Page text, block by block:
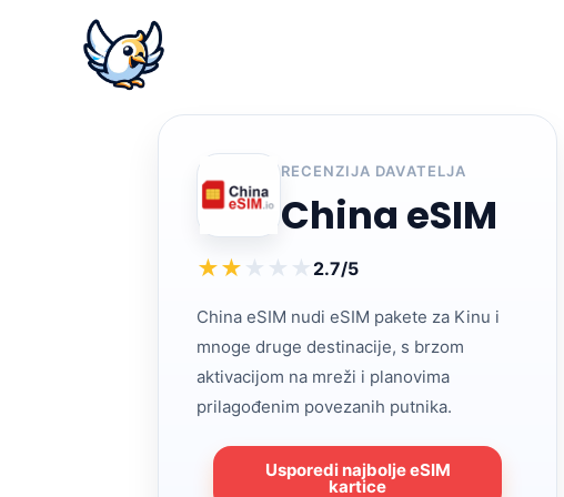
RECENZIJA DAVATELJA
China eSIM
★★ ★ ★ ★ 2.7/5
China eSIM nudi eSIM pakete za Kinu i
mnoge druge destinacije, s brzom
aktivacijom na mreži i planovima
prilagođenim povezanih putnika.
Usporedi najbolje eSIM
kartice